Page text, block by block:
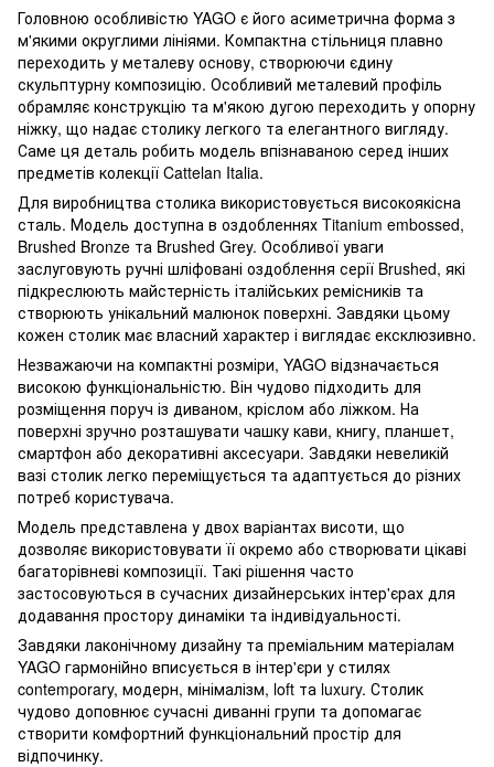
Головною особливістю YAGO є його асиметрична форма з
м'якими округлими лініями. Компактна стільниця плавно
переходить у металеву основу, створюючи єдину
скульптурну композицію. Особливий металевий профіль
обрамляє конструкцію та м'якою дугою переходить у опорну
ніжку, що надає столику легкого та елегантного вигляду.
Саме ця деталь робить модель впізнаваною серед інших
предметів колекції Cattelan Italia.
Для виробництва столика використовується високоякісна
сталь. Модель доступна в оздобленнях Titanium embossed,
Brushed Bronze та Brushed Grey. Особливої уваги
заслуговують ручні шліфовані оздоблення серії Brushed, які
підкреслюють майстерність італійських ремісників та
створюють унікальний малюнок поверхні. Завдяки цьому
кожен столик має власний характер і виглядає ексклюзивно.
Незважаючи на компактні розміри, YAGO відзначається
високою функціональністю. Він чудово підходить для
розміщення поруч із диваном, кріслом або ліжком. На
поверхні зручно розташувати чашку кави, книгу, планшет,
смартфон або декоративні аксесуари. Завдяки невеликій
вазі столик легко переміщується та адаптується до різних
потреб користувача.
Модель представлена у двох варіантах висоти, що
дозволяє використовувати її окремо або створювати цікаві
багаторівневі композиції. Такі рішення часто
застосовуються в сучасних дизайнерських інтер'єрах для
додавання простору динаміки та індивідуальності.
Завдяки лаконічному дизайну та преміальним матеріалам
YAGO гармонійно вписується в інтер'єри у стилях
contemporary, модерн, мінімалізм, loft та luxury. Столик
чудово доповнює сучасні диванні групи та допомагає
створити комфортний функціональний простір для
відпочинку.